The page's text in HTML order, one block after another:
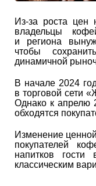
Из-за роста цен
владельцы
и региона
чтобы
динамичной
В начале 2024
в торговой сети
Однако к апрелю
обходятся
Изменение
покупателей
напитков гости
классическим